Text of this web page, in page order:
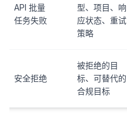
API 批量
任务失败
型、项目、响
应状态、重试
策略
安全拒绝
被拒绝的目
标、可替代的
合规目标